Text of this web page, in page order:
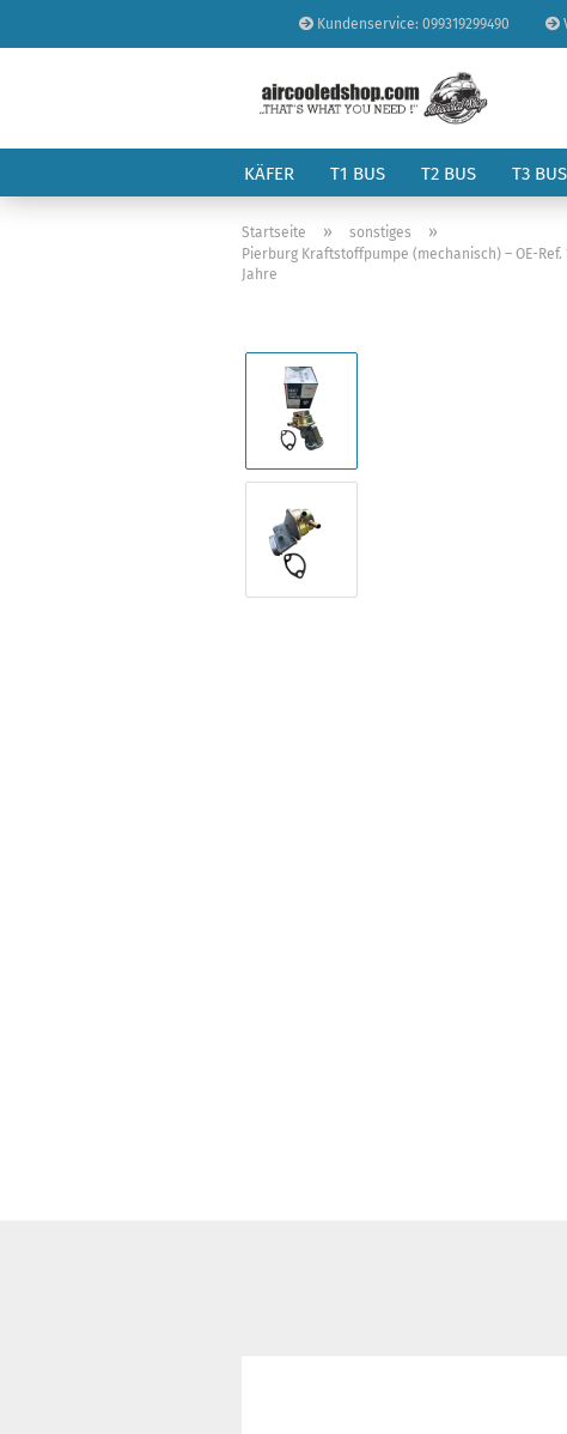
Kundenservice: 099319299490
KÄFER T1 BUS T2 BUS T3 BUS
Startseite » sonstiges »
Pierburg Kraftstoffpumpe (mechanisch) – OE-Ref.
Jahre